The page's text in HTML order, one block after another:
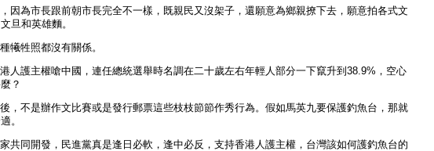
為市長跟前朝市長完全不一樣，既親民又沒架子，還願意為鄉親撩下去，願意拍各式文
旦和英雄麵。
犧牲照都沒有關係。
護主權嗆中國，連任總統選舉時名調在二十歲左右年輕人部分一下竄升到38.9%，空心
？
不是辦作文比賽或是發行郵票這些枝枝節節作秀行為。假如馬英九要保護釣魚台，那就
。
同開發，民進黨真是逢日必軟，逢中必反，支持香港人護主權，台灣該如何護釣魚台的